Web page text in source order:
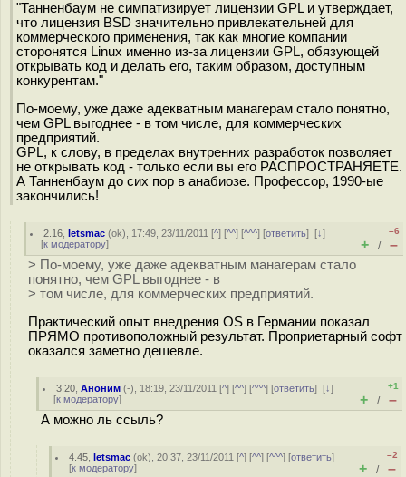
"Танненбаум не симпатизирует лицензии GPL и утверждает,
что лицензия BSD значительно привлекательней для
коммерческого применения, так как многие компании
сторонятся Linux именно из-за лицензии GPL, обязующей
открывать код и делать его, таким образом, доступным
конкурентам."
По-моему, уже даже адекватным манагерам стало понятно,
чем GPL выгоднее - в том числе, для коммерческих
предприятий.
GPL, к слову, в пределах внутренних разработок позволяет
не открывать код - только если вы его РАСПРОСТРАНЯЕТЕ.
А Танненбаум до сих пор в анабиозе. Профессор, 1990-ые
закончились!
2.16 ,letsmac (ok), 17:49, 23/11/2011 [^] [^^] [^^^] [ответить][↓]
[к модератору]
–6
+ / –
> По-моему, уже даже адекватным манагерам стало
понятно, чем GPL выгоднее - в
> том числе, для коммерческих предприятий.
Практический опыт внедрения OS в Германии показал
ПРЯМО противоположный результат. Проприетарный софт
оказался заметно дешевле.
3.20 ,Аноним (-), 18:19, 23/11/2011 [^] [^^] [^^^] [ответить][↓]
[к модератору]
+1
+ / –
А можно ль ссыль?
4.45 ,letsmac (ok), 20:37, 23/11/2011 [^] [^^] [^^^] [ответить]
[к модератору]
–2
+ / –